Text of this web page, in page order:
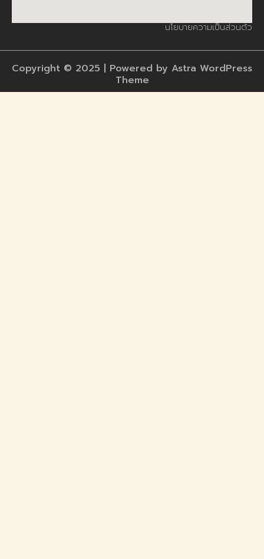
นโยบายความเป็นส่วนตัว
Copyright © 2025 | Powered by Astra WordPress
Theme